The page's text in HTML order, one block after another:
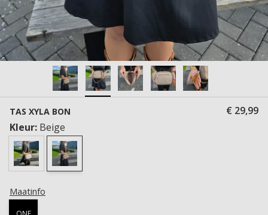
TAS XYLA BON
€ 29,99
Kleur: Beige
Maatinfo